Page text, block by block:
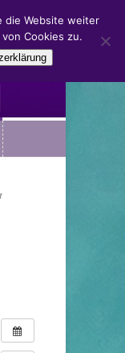
die Website weiter
Cookies zu.